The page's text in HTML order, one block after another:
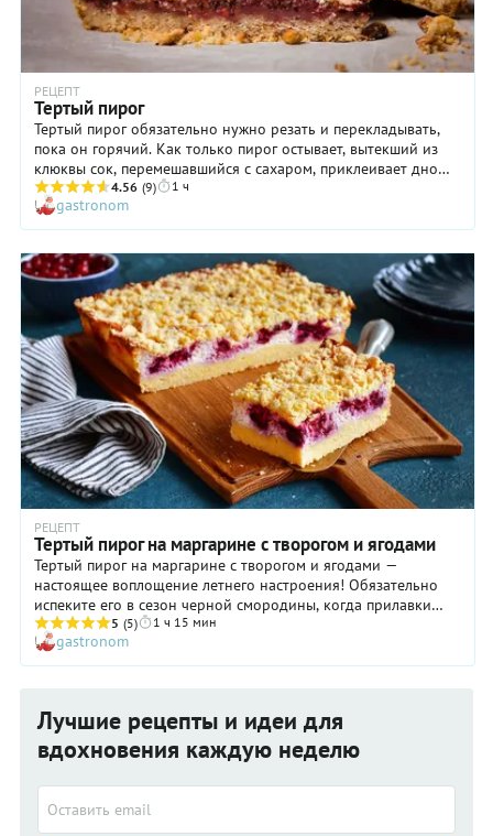
РЕЦЕПТ
Тертый пирог
Тертый пирог обязательно нужно резать и перекладывать,
пока он горячий. Как только пирог остывает, вытекший из
клюквы сок, перемешавшийся с сахаром, приклеивает дно
пирога к противню – и отодрать его оттуда можно, только
раскрошив кусок.
4.56 (9) 1 ч
gastronom
РЕЦЕПТ
Тертый пирог на маргарине с творогом и ягодами
Тертый пирог на маргарине с творогом и ягодами —
настоящее воплощение летнего настроения! Обязательно
испеките его в сезон черной смородины, когда прилавки
буквально ломятся от богатого урожая ягод. Но если вы
затеете приготовление такого тертого пирога в другое время
года — просто используйте ягоды, заготовленные впрок, не
и вкусную творожную начинку, и хрустящий штрейзель.
5 (5) 1 ч 15 мин
gastronom
Лучшие рецепты и идеи для
вдохновения каждую неделю